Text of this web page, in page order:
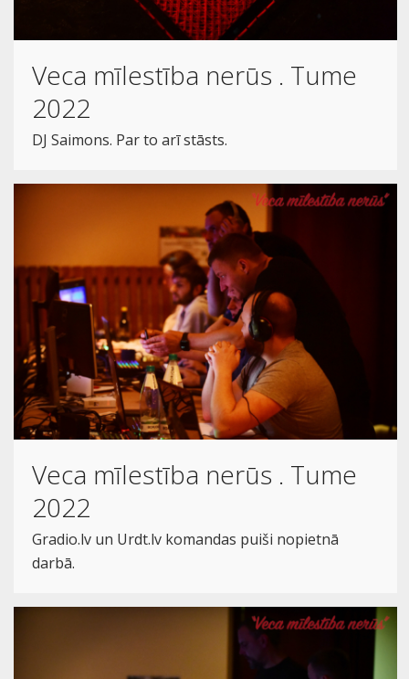
Veca mīlestība nerūs . Tume
2022
DJ Saimons. Par to arī stāsts.
Veca mīlestība nerūs . Tume
2022
Gradio.lv un Urdt.lv komandas puiši nopietnā
darbā.